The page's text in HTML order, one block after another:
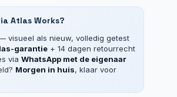
Atlas Works?
visueel als nieuw, volledig getest
garantie + 14 dagen retourrecht
via WhatsApp met de eigenaar
Morgen in huis, klaar voor